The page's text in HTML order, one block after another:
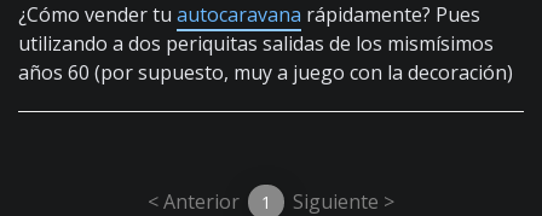
¿Cómo vender tu autocaravana rápidamente? Pues
utilizando a dos periquitas salidas de los mismísimos
años 60 (por supuesto, muy a juego con la decoración)
< Anterior 1 Siguiente >